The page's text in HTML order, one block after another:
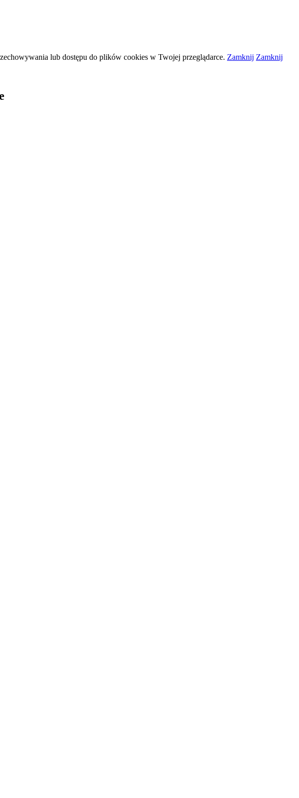
lub dostępu do plików cookies w Twojej przeglądarce. Zamknij Zamknij